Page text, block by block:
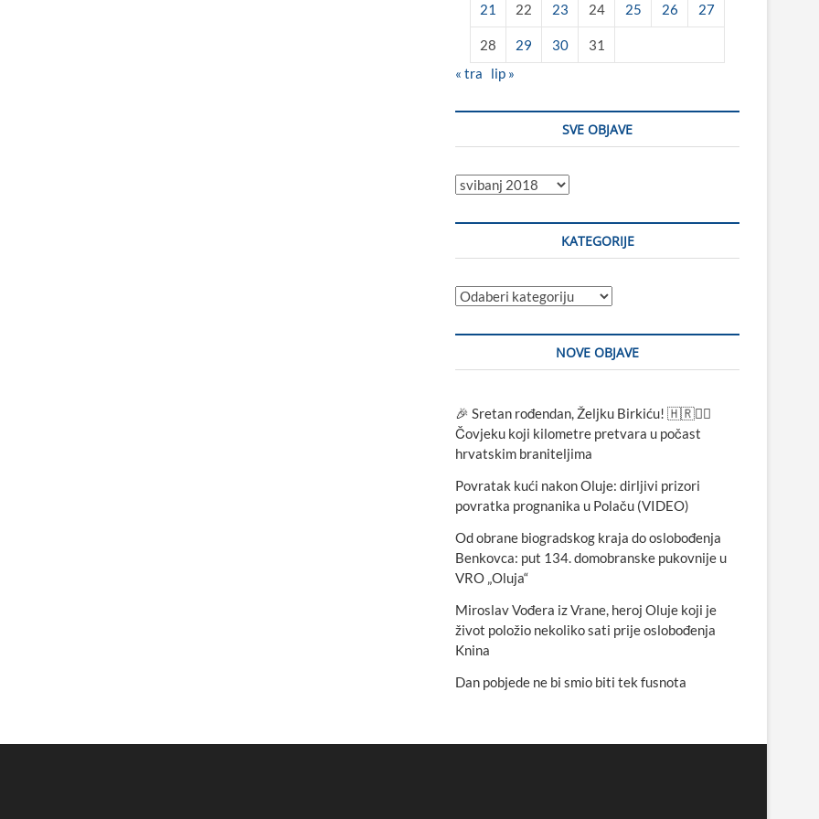
21 22 23 24 25 26 27
28 29 30
31
« tra
lip »
SVE OBJAVE
Sve
KATEGORIJE
Kategorije
NOVE OBJAVE
🎉 Sretan rođendan, Željku Birkiću! 🇭🇷🏃‍♂️
Čovjeku koji kilometre pretvara u počast
hrvatskim braniteljima
Povratak kući nakon Oluje: dirljivi prizori
povratka prognanika u Polaču (VIDEO)
Od obrane biogradskog kraja do oslobođenja
Benkovca: put 134. domobranske pukovnije u
VRO „Oluja“
Miroslav Vođera iz Vrane, heroj Oluje koji je
život položio nekoliko sati prije oslobođenja
Knina
Dan pobjede ne bi smio biti tek fusnota